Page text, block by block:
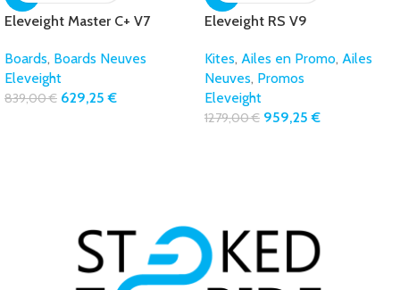
Eleveight Master C+ V7
Boards, Boards Neuves
Eleveight
839,00€ 629,25€
Eleveight RS V9
Kites, Ailes en Promo, Ailes
Neuves, Promos
Eleveight
1279,00€ 959,25€